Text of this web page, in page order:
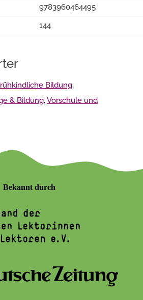
9783960464495
144
Bildung,
& Bildung,Vorschule und
Bekannt durch